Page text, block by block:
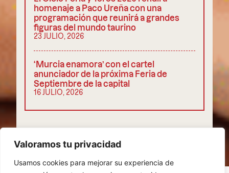
Valoramos tu privacidad
Usamos cookies para mejorar su experiencia de
homenaje a Paco Ureña con una
programación que reunirá a grandes
figuras del mundo taurino
23 JULIO, 2026
‘Murcia enamora’ con el cartel
anunciador de la próxima Feria de
Septiembre de la capital
16 JULIO, 2026